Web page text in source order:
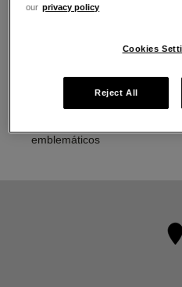
Domingo
emblemáticos
our privacy policy
Cookies
Reject All